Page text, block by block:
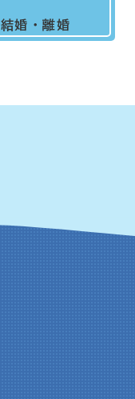
結婚・離婚